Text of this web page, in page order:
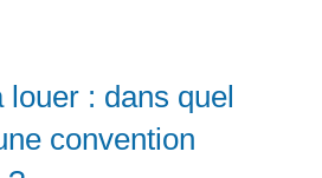
louer : dans quel
convention